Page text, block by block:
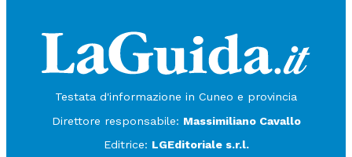
Testata d'informazione in Cuneo e provincia
Direttore responsabile: Massimiliano Cavallo
Editrice: LGEditoriale s.r.l.